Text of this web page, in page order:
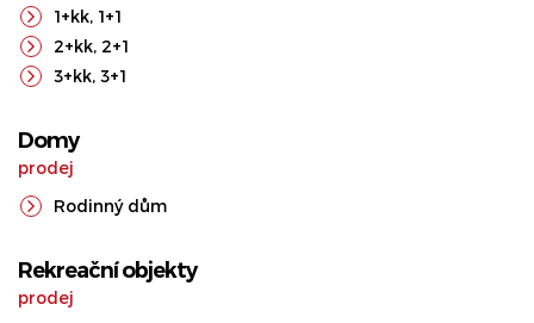
1+kk, 1+1
2+kk, 2+1
3+kk, 3+1
Domy
prodej
Rodinný dům
Rekreační objekty
prodej